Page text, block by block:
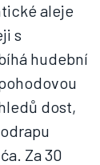
aleje
s
hudební
dost,
Za 30